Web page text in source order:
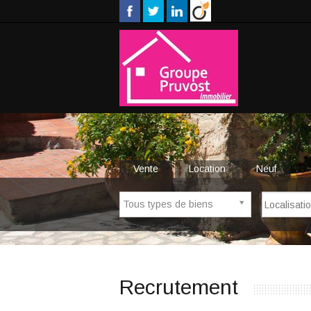
Vente Location Neuf
Tous types de biens
Recrutement